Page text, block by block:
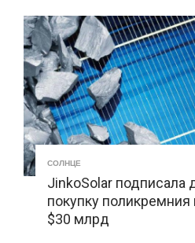
СОЛНЦЕ
JinkoSolar подписала
покупку
$30 млрд